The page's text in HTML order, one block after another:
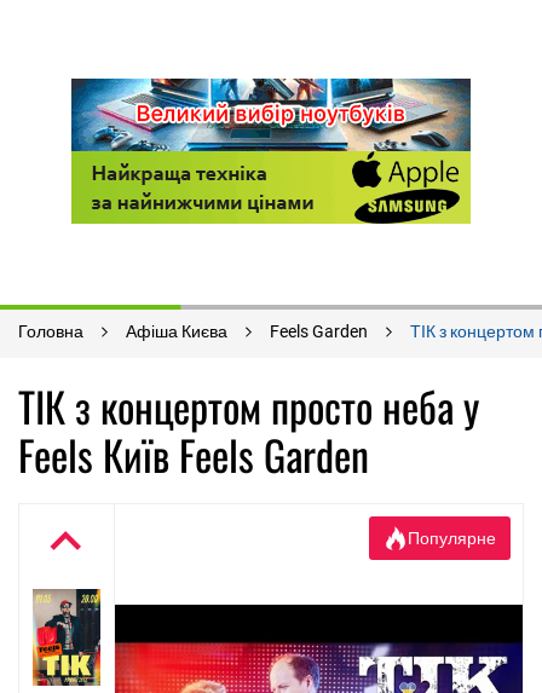
Головна Афіша Києва Feels Garden ТІК з концертом
ТІК з концертом просто неба у
Feels Київ Feels Garden
Популярне